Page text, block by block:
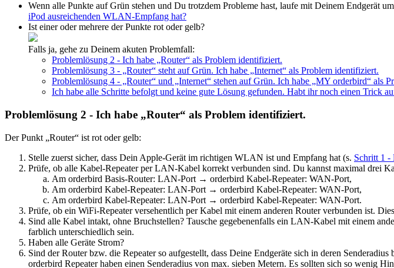
Wenn alle Punkte auf Grün stehen und Du trotzdem Probleme hast, laufe mit Deinem Endgerät
iPod ausreichenden WLAN-Empfang hat?
Ist einer oder mehrere der Punkte rot oder gelb?
Falls ja, gehe zu Deinem akuten Problemfall:
Problemlösung 2 - Ich habe „Router“ als Problem identifiziert.
Problemlösung 3 - „Router“ steht auf Grün. Ich habe „Internet“ als Problem identifiziert.
Problemlösung 4 - „Router“ und „Internet“ stehen auf Grün. Ich habe „MY orderbird“ als
Ich habe alle Schritte befolgt und keine gute Lösung gefunden. Habt ihr noch einen Trick
Problemlösung 2 - Ich habe „Router“ als Problem identifiziert.
Der Punkt „Router“ ist rot oder gelb:
Stelle zuerst sicher, dass Dein Apple-Gerät im richtigen WLAN ist und Empfang hat (s. Schritt 1 -
Prüfe, ob alle Kabel-Repeater per LAN-Kabel korrekt verbunden sind. Du kannst maximal drei
Am orderbird Basis-Router: LAN-Port → orderbird Kabel-Repeater: WAN-Port,
Am orderbird Kabel-Repeater: LAN-Port → orderbird Kabel-Repeater: WAN-Port,
Am orderbird Kabel-Repeater: LAN-Port → orderbird Kabel-Repeater: WAN-Port.
Prüfe, ob ein WiFi-Repeater versehentlich per Kabel mit einem anderen Router verbunden ist.
Sind alle Kabel intakt, ohne Bruchstellen? Tausche gegebenenfalls ein LAN-Kabel mit einem
farblich unterschiedlich sein.
Haben alle Geräte Strom?
Sind der Router bzw. die Repeater so aufgestellt, dass Deine Endgeräte sich in deren Senderadius
orderbird Repeater haben einen Senderadius von max. sieben Metern. Es sollten sich so wenig